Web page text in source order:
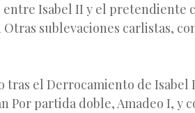
Isabel II y el pretendiente
sublevaciones carlistas,
tras el Derrocamiento de Isabel
Por partida doble, Amadeo I, y